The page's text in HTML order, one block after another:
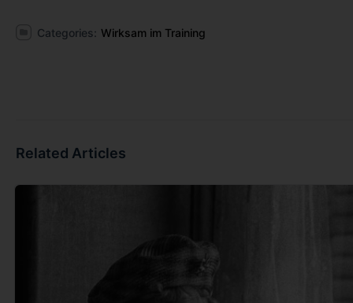
Categories: Wirksam im Training
Related Articles